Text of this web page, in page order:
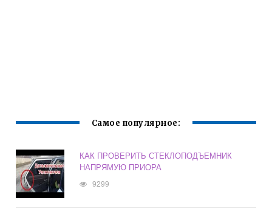
Самое популярное:
КАК ПРОВЕРИТЬ СТЕКЛОПОДЪЕМНИК
НАПРЯМУЮ ПРИОРА
9299